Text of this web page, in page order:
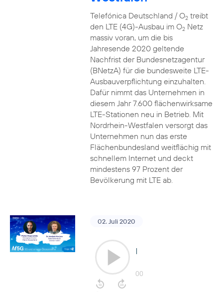
Telefónica Deutschland / O2treibt
den LTE (4G)-Ausbau im O2Netz
massiv voran, um die bis
Jahresende 2020 geltende
Nachfrist der Bundesnetzagentur
(BNetzA) für die bundesweite LTE-
Ausbauverpflichtung einzuhalten.
Dafür nimmt das Unternehmen in
diesem Jahr 7.600 flächenwirksame
LTE-Stationen neu in Betrieb. Mit
Nordrhein-Westfalen versorgt das
Unternehmen nun das erste
Flächenbundesland weitflächig mit
schnellem Internet und deckt
mindestens 97 Prozent der
Bevölkerung mit LTE ab.
02. Juli 2020